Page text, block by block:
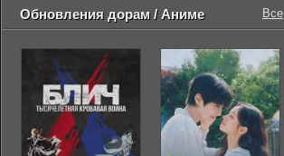
Обновления дорам / Аниме Все